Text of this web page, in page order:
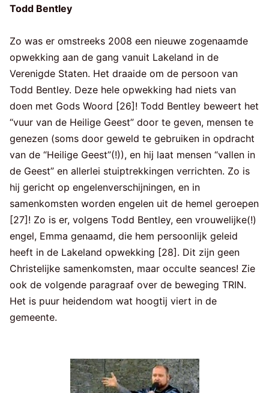
Todd Bentley
Zo was er omstreeks 2008 een nieuwe zogenaamde
opwekking aan de gang vanuit Lakeland in de
Verenigde Staten. Het draaide om de persoon van
Todd Bentley. Deze hele opwekking had niets van
doen met Gods Woord [26]! Todd Bentley beweert het
“vuur van de Heilige Geest” door te geven, mensen te
genezen (soms door geweld te gebruiken in opdracht
van de “Heilige Geest”(!)), en hij laat mensen “vallen in
de Geest” en allerlei stuiptrekkingen verrichten. Zo is
hij gericht op engelenverschijningen, en in
samenkomsten worden engelen uit de hemel geroepen
[27]! Zo is er, volgens Todd Bentley, een vrouwelijke(!)
engel, Emma genaamd, die hem persoonlijk geleid
heeft in de Lakeland opwekking [28]. Dit zijn geen
Christelijke samenkomsten, maar occulte seances! Zie
ook de volgende paragraaf over de beweging TRIN.
Het is puur heidendom wat hoogtij viert in de
gemeente.